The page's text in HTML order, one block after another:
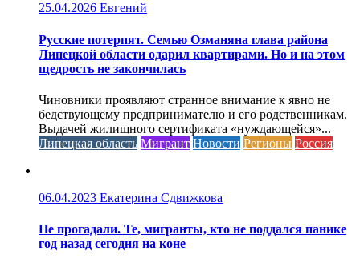
25.04.2026 Евгений
Русские потерпят. Семью Озманяна глава района
Липецкой области одарил квартирами. Но и на этом
щедрость не закончилась
Чиновники проявляют странное внимание к явно не
бедствующему предпринимателю и его родственникам.
Выдачей жилищного сертификата «нуждающейся»...
Липецкая область Мигрант Новости Регионы Россия
06.04.2023 Екатерина Сдвижкова
Не прогадали. Те, мигранты, кто не поддался панике
год назад сегодня на коне